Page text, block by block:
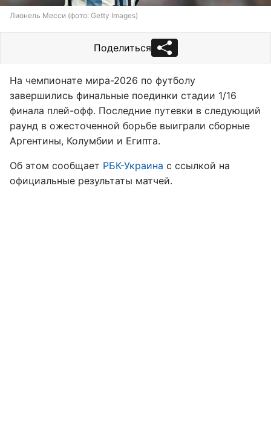
Лионель Месси (фото: Getty Images)
Поделиться
На чемпионате мира-2026 по футболу
завершились финальные поединки стадии 1/16
финала плей-офф. Последние путевки в следующий
раунд в ожесточенной борьбе выиграли сборные
Аргентины, Колумбии и Египта.
Об этом сообщает РБК-Украина с ссылкой на
официальные результаты матчей.